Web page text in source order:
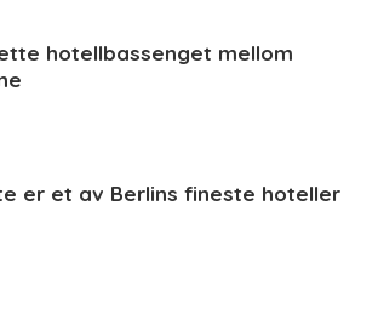
hotellbassenget mellom
er et av Berlins fineste hoteller